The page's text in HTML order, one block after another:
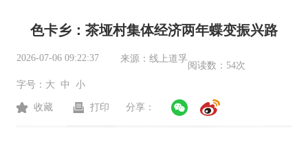
色卡乡：茶垭村集体经济两年蝶变振兴路
2026-07-06 09:22:37 来源： 线上道孚
阅读数： 54次
字号： 大 中 小
收藏 打印 分享：